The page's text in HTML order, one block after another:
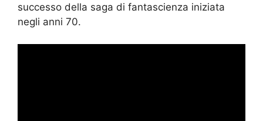
successo della saga di fantascienza iniziata
negli anni 70.